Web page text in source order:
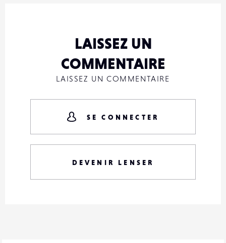
LAISSEZ UN
COMMENTAIRE
LAISSEZ UN COMMENTAIRE
SE CONNECTER
DEVENIR LENSER